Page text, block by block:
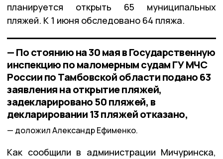
планируется открыть 65 муниципальных
пляжей. К 1 июня обследовано 64 пляжа.
— По стоянию на 30 мая в Государственную
инспекцию по маломерным судам ГУ МЧС
России по Тамбовской области подано 63
заявления на открытие пляжей,
задекларировано 50 пляжей, в
декларировании 13 пляжей отказано,
доложил Александр Ефименко.
Как сообщили в администрации Мичуринска,